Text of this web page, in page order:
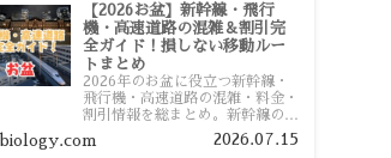
【2026お盆】新幹線・飛行
機・高速道路の混雑＆割引完
全ガイド！損しない移動ルー
トまとめ
2026年のお盆に役立つ新幹線・
飛行機・高速道路の混雑・料金・
割引情報を総まとめ。新幹線の予
約や最繁忙期料金、飛行機を安く
予約するコツ、高速道路の休日割
2026.07.15